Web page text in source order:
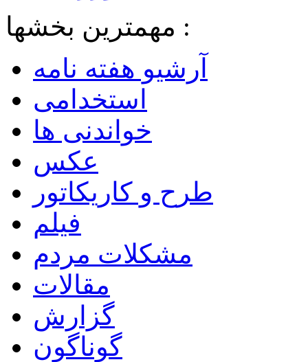
مهمترین بخشها :
آرشیو هفته نامه
استخدامی
خواندنی ها
عکس
طرح و کاریکاتور
فیلم
مشکلات مردم
مقالات
گزارش
گوناگون